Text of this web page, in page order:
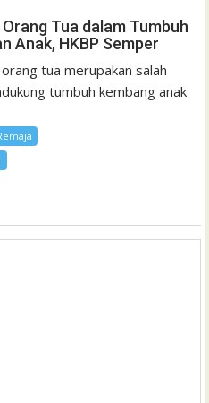
Tua dalam Tumbuh
Anak, HKBP Semper
tua merupakan salah
tumbuh kembang anak